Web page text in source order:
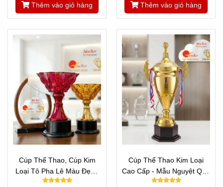
Thêm vào giỏ hàng Thêm vào giỏ hàng
Cúp Thể Thao, Cúp Kim
Loại Tô Pha Lê Màu Đẹp -
ĐA MÀU SẮC ĐỘC ĐÁO
Cúp Thể Thao Kim Loại
Cao Cấp - Mẫu Nguyệt Quế
Vip Đẹp Cao 70 cm